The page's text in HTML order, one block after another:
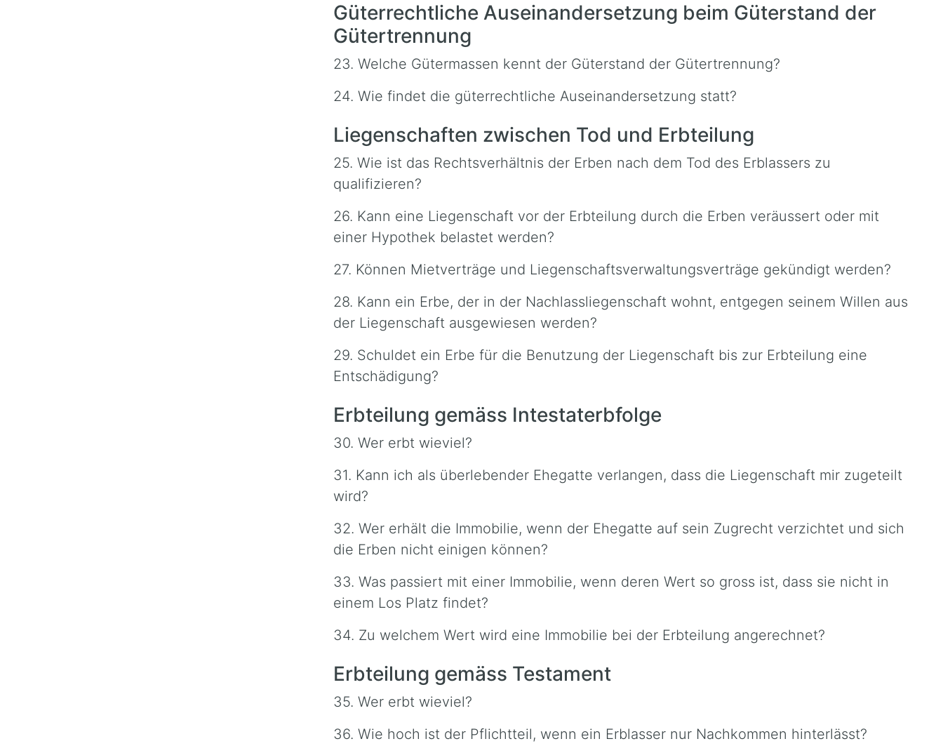
Güterrechtliche Auseinandersetzung beim Güterstand der
Gütertrennung
23. Welche Gütermassen kennt der Güterstand der Gütertrennung?
24. Wie findet die güterrechtliche Auseinandersetzung statt?
Liegenschaften zwischen Tod und Erbteilung
25. Wie ist das Rechtsverhältnis der Erben nach dem Tod des Erblassers zu
qualifizieren?
26. Kann eine Liegenschaft vor der Erbteilung durch die Erben veräussert oder mit
einer Hypothek belastet werden?
27. Können Mietverträge und Liegenschaftsverwaltungsverträge gekündigt werden?
28. Kann ein Erbe, der in der Nachlassliegenschaft wohnt, entgegen seinem Willen aus
der Liegenschaft ausgewiesen werden?
29. Schuldet ein Erbe für die Benutzung der Liegenschaft bis zur Erbteilung eine
Entschädigung?
Erbteilung gemäss Intestaterbfolge
30. Wer erbt wieviel?
31. Kann ich als überlebender Ehegatte verlangen, dass die Liegenschaft mir zugeteilt
wird?
32. Wer erhält die Immobilie, wenn der Ehegatte auf sein Zugrecht verzichtet und sich
die Erben nicht einigen können?
33. Was passiert mit einer Immobilie, wenn deren Wert so gross ist, dass sie nicht in
einem Los Platz findet?
34. Zu welchem Wert wird eine Immobilie bei der Erbteilung angerechnet?
Erbteilung gemäss Testament
35. Wer erbt wieviel?
36. Wie hoch ist der Pflichtteil, wenn ein Erblasser nur Nachkommen hinterlässt?